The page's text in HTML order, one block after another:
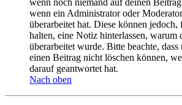
wenn ein Administrator oder
überarbeitet hat. Diese können jedoch,
halten, eine Notiz hinterlassen, warum
überarbeitet wurde. Bitte beachte,
einen Beitrag nicht löschen können,
darauf geantwortet hat.
Nach oben